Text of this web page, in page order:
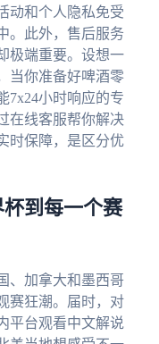
动和个人隐私免受
。此外，售后服务
极端重要。设想一
当你准备好啤酒零
7x24小时响应的专
在线客服帮你解决
时保障，是区分优
到每一个赛
、加拿大和墨西哥
赛狂潮。届时，对
平台观看中文解说